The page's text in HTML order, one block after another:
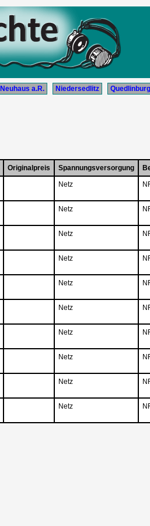
Neuhaus a.R. Niedersedlitz Quedlinburg
Originalpreis Spannungsversorgung
Netz
Netz
Netz
Netz
Netz
Netz
Netz
Netz
Netz
Netz